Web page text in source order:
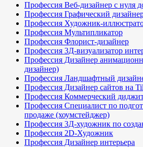
Профессия Веб-дизайнер с нуля
Профессия Графический
Профессия Художник-
Профессия Мультипликатор
Профессия Флорист-дизайнер
Профессия 3Д-визуализатор
Профессия Дизайнер
дизайнер)
Профессия Ландшафтный
Профессия Дизайнер сайтов на
Профессия Коммерческий
Профессия Специалист по
продаже (хоумстейджер)
Профессия 3Д-художник по
Профессия 2D-Художник
Профессия Дизайнер интерьера